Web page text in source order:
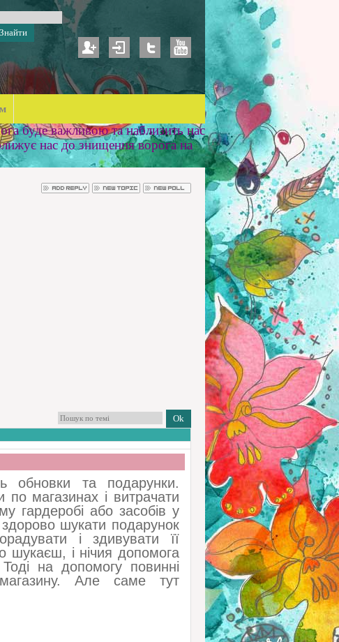
буде важливою та наблизить нас
нас до знищення ворога на
та подарунки.
магазинах і витрачати
гардеробі або засобів у
шукати подарунок
і здивувати її
і нічия допомога
на допомогу повинні
Але саме тут